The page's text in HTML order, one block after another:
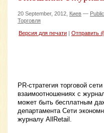
20 September, 2012, Киев —
Торговля
Версия для печати Отправить
PR-стратегия торговой
взаимоотношениях с
может быть бесплатным
департамента Сети
журналу AllRetail.